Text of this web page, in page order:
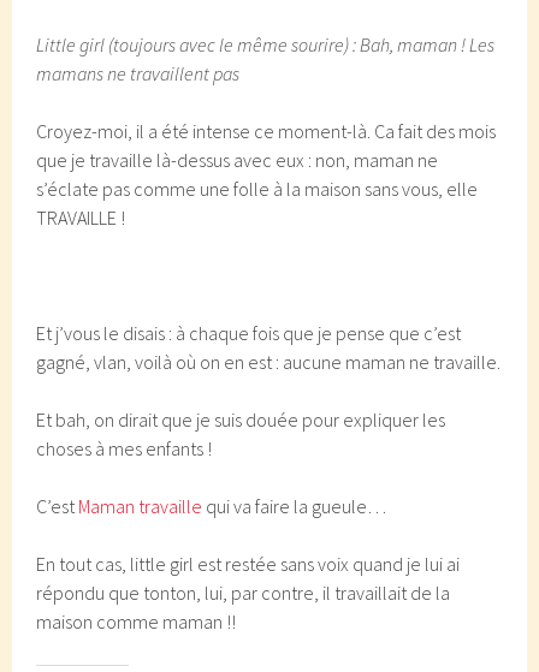
Little girl (toujours avec le même sourire) : Bah, maman ! Les
mamans ne travaillent pas
Croyez-moi, il a été intense ce moment-là. Ca fait des mois
que je travaille là-dessus avec eux : non, maman ne
s’éclate pas comme une folle à la maison sans vous, elle
TRAVAILLE !
Et j’vous le disais : à chaque fois que je pense que c’est
gagné, vlan, voilà où on en est : aucune maman ne travaille.
Et bah, on dirait que je suis douée pour expliquer les
choses à mes enfants !
C’estMaman travaille qui va faire la gueule…
En tout cas, little girl est restée sans voix quand je lui ai
répondu que tonton, lui, par contre, il travaillait de la
maison comme maman !!